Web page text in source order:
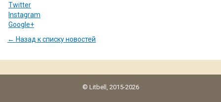
Twitter
Instagram
Google+
← Назад к списку новостей
© Litbell, 2015-2026